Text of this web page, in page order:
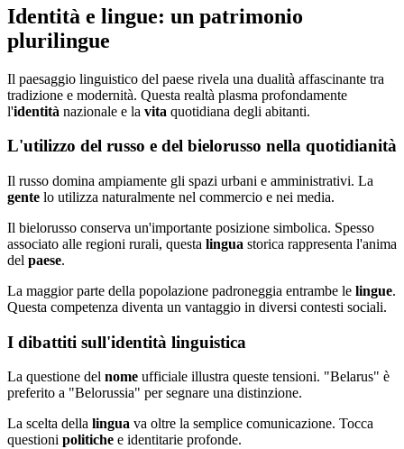
Identità e lingue: un patrimonio
plurilingue
Il paesaggio linguistico del paese rivela una dualità affascinante tra
tradizione e modernità. Questa realtà plasma profondamente
l'identità nazionale e la vita quotidiana degli abitanti.
L'utilizzo del russo e del bielorusso nella quotidianità
Il russo domina ampiamente gli spazi urbani e amministrativi. La
gente lo utilizza naturalmente nel commercio e nei media.
Il bielorusso conserva un'importante posizione simbolica. Spesso
associato alle regioni rurali, questa lingua storica rappresenta l'anima
del paese.
La maggior parte della popolazione padroneggia entrambe le lingue.
Questa competenza diventa un vantaggio in diversi contesti sociali.
I dibattiti sull'identità linguistica
La questione del nome ufficiale illustra queste tensioni. "Belarus" è
preferito a "Belorussia" per segnare una distinzione.
La scelta della lingua va oltre la semplice comunicazione. Tocca
questioni politiche e identitarie profonde.